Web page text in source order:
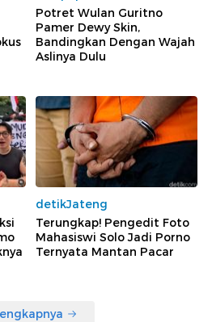
Potret Wulan Guritno
Pamer Dewy Skin,
Bandingkan Dengan Wajah
Aslinya Dulu
detikJateng
Terungkap! Pengedit Foto
Mahasiswi Solo Jadi Porno
Ternyata Mantan Pacar